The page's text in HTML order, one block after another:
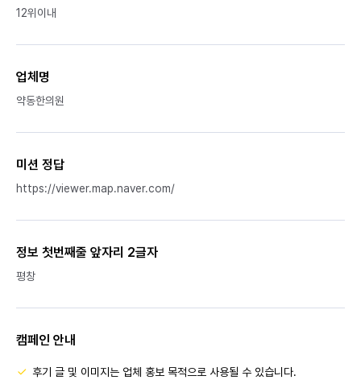
12위이내
업체명
약동한의원
미션 정답
https://viewer.map.naver.com/
정보 첫번째줄 앞자리 2글자
평창
캠페인 안내
후기 글 및 이미지는 업체 홍보 목적으로 사용될 수 있습니다.